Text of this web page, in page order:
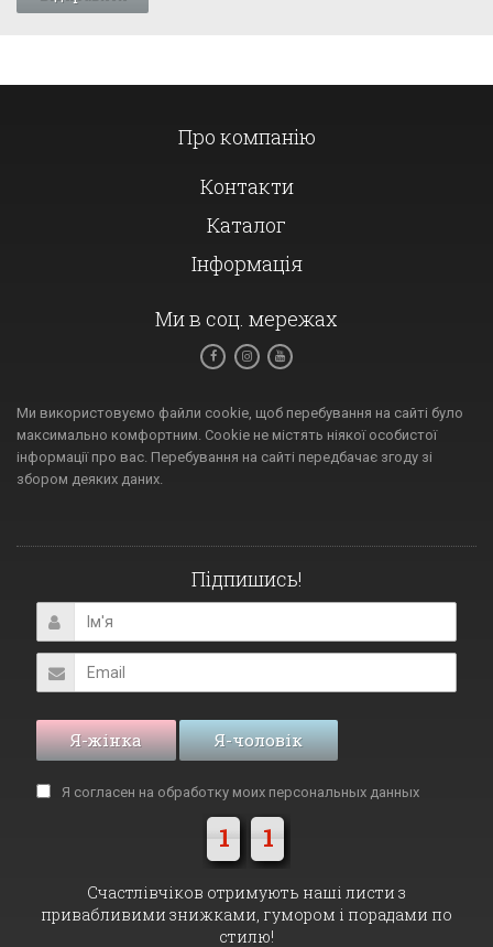
Про компанію
Контакти
Каталог
Інформація
Ми в соц. мережах
Ми використовуємо файли cookie, щоб перебування на сайті було
максимально комфортним. Cookie не містять ніякої особистої
інформації про вас. Перебування на сайті передбачає згоду зі
збором деяких даних.
Підпишись!
Я-жінка Я-чоловік
Я согласен на обработку моих персональных данных
1 1
Cчастлівчіков отримують наші листи з
привабливими знижками, гумором і порадами по
стилю!